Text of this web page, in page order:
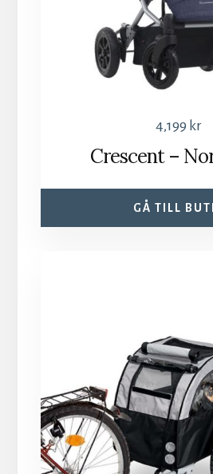
4,199 kr
Crescent –
GÅ TILL